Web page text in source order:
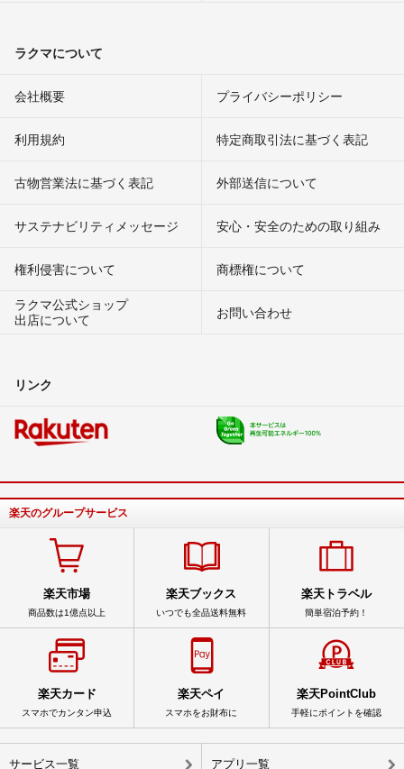
ラクマについて
会社概要 プライバシーポリシー
利用規約 特定商取引法に基づく表記
古物営業法に基づく表記 外部送信について
サステナビリティメッセージ 安心・安全のための取り組み
権利侵害について
商標権について
ラクマ公式ショップ
出店について
お問い合わせ
リンク
楽天のグループサービス
楽天市場
商品数は1億点以上
楽天ブックス
いつでも全品送料無料
楽天トラベル
簡単宿泊予約！
楽天カード
スマホでカンタン申込
楽天ペイ
スマホをお財布に
楽天PointClub
手軽にポイントを確認
サービス一覧 アプリ一覧